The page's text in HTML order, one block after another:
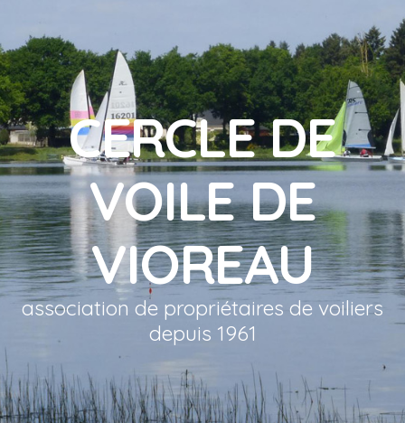
CERCLE DE
VOILE DE
VIOREAU
association de propriétaires de voiliers
depuis 1961